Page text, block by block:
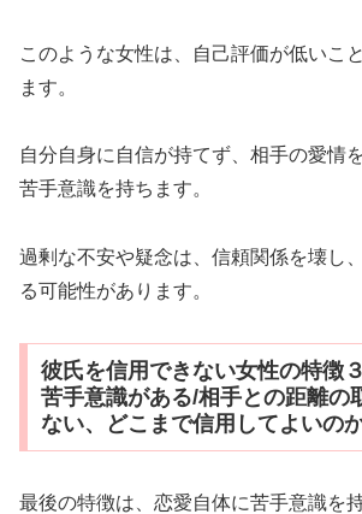
このような女性は、自己評価が低いこ
ます。
自分自身に自信が持てず、相手の愛情
苦手意識を持ちます。
過剰な不安や疑念は、信頼関係を壊し
る可能性があります。
彼氏を信用できない女性の特徴
苦手意識がある/相手との距離の
ない、どこまで信用してよいの
最後の特徴は、恋愛自体に苦手意識を